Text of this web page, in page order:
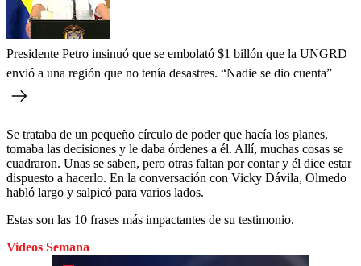
Presidente Petro insinuó que se embolató $1 billón que la UNGRD
envió a una región que no tenía desastres. “Nadie se dio cuenta”
Se trataba de un pequeño círculo de poder que hacía los planes,
tomaba las decisiones y le daba órdenes a él. Allí, muchas cosas se
cuadraron. Unas se saben, pero otras faltan por contar y él dice estar
dispuesto a hacerlo. En la conversación con Vicky Dávila, Olmedo
habló largo y salpicó para varios lados.
Estas son las 10 frases más impactantes de su testimonio.
Videos Semana